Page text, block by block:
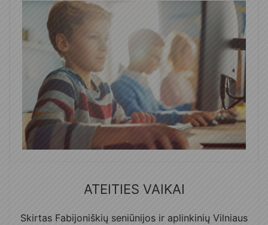
ATEITIES VAIKAI
Skirtas Fabijoniškių seniūnijos ir aplinkinių Vilniaus